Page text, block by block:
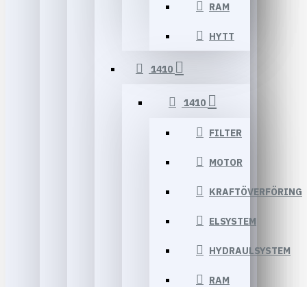
RAM
HYTT
1410
1410
FILTER
MOTOR
KRAFTÖVERFÖRING
ELSYSTEM
HYDRAULSYSTEM
RAM